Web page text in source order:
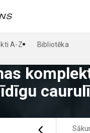
A-Z Bibliotēka